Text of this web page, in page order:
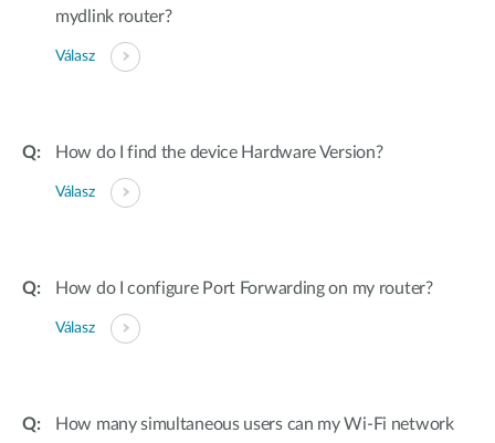
mydlink router?
Válasz
How do I find the device Hardware Version?
Válasz
How do I configure Port Forwarding on my router?
Válasz
How many simultaneous users can my Wi-Fi network